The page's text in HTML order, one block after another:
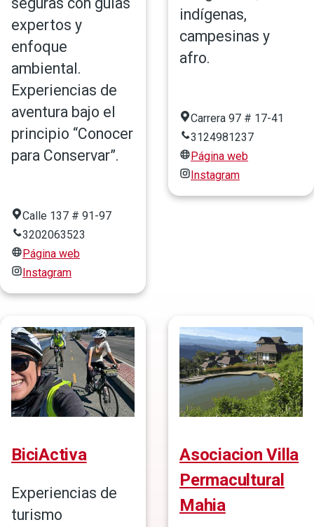
expertos y
enfoque
ambiental.
Experiencias de
aventura bajo el
principio “Conocer
para Conservar”.
Calle 137 # 91-97
3202063523
Página web
Instagram
indígenas,
campesinas y
afro.
Carrera 97 # 17-41
3124981237
Página web
Instagram
BiciActiva
Experiencias de
turismo
Asociacion Villa
Permacultural
Mahia